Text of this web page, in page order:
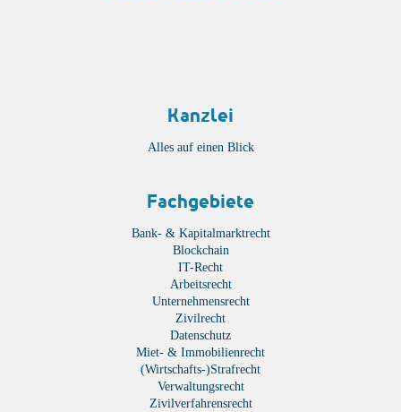
Kanzlei
Alles auf einen Blick
Fachgebiete
Bank- & Kapitalmarktrecht
Blockchain
IT-Recht
Arbeitsrecht
Unternehmensrecht
Zivilrecht
Datenschutz
Miet- & Immobilienrecht
(Wirtschafts-)Strafrecht
Verwaltungsrecht
Zivilverfahrensrecht